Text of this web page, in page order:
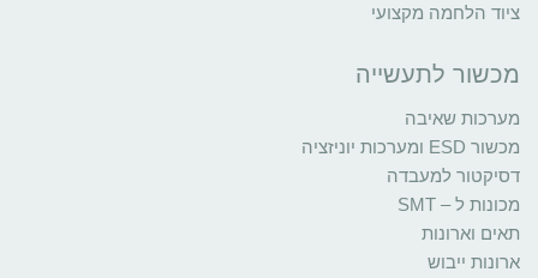
ציוד הלחמה מקצועי
מכשור לתעשייה
מערכות שאיבה
מכשור ESD ומערכות יוניזציה
דסיקטור למעבדה
מכונות ל – SMT
תאים וארונות
ארונות ייבוש